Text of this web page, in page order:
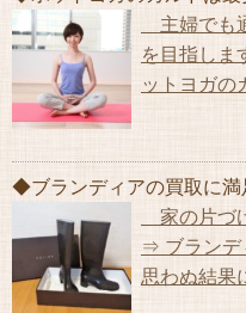
主婦でも
を目指しま
ットヨガの
◆ブランディアの買取に
家の片づ
⇒ ブランデ
思わぬ結果